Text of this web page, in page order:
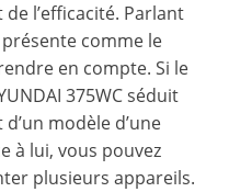
l’efficacité. Parlant
comme le
en compte. Si le
375WC séduit
d’un modèle d’une
à lui, vous pouvez
plusieurs appareils.